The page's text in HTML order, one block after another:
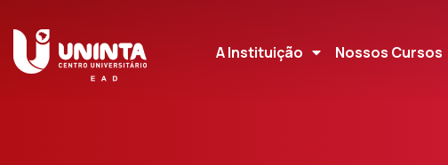
A Instituição Nossos Cursos